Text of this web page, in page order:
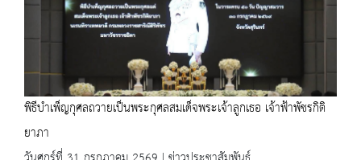
พิธีบำเพ็ญกุศลถวายเป็นพระกุศลสมเด็จพระเจ้าลูกเธอ เจ้าฟ้าพัชรกิติ
ยาภา